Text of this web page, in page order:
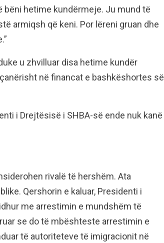
hetime kundërmeje. Ju mund të
armiqsh që keni. Por lëreni gruan dhe
u zhvilluar disa hetime kundër
në financat e bashkëshortes së
i Drejtësisë i SHBA-së ende nuk kanë
rivalë të hershëm. Ata
Qershorin e kaluar, Presidenti i
me arrestimin e mundshëm të
se do të mbështeste arrestimin e
të autoriteteve të imigracionit në